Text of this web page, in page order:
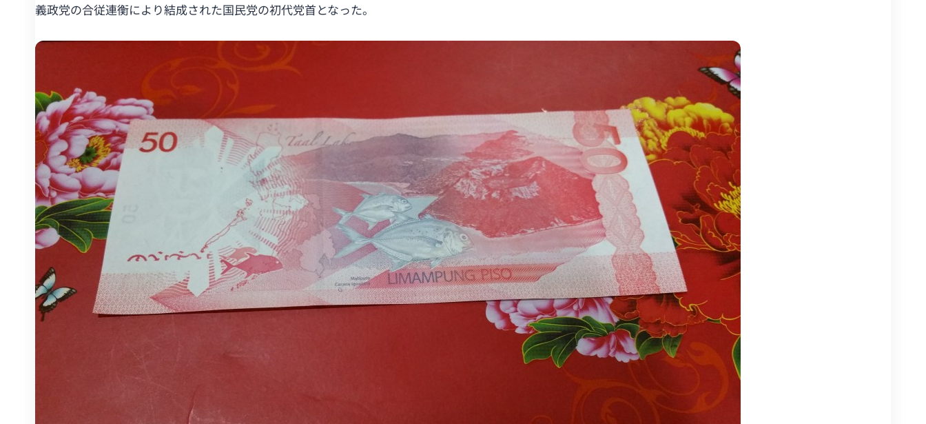
義政党の合従連衡により結成された国民党の初代党首となった。